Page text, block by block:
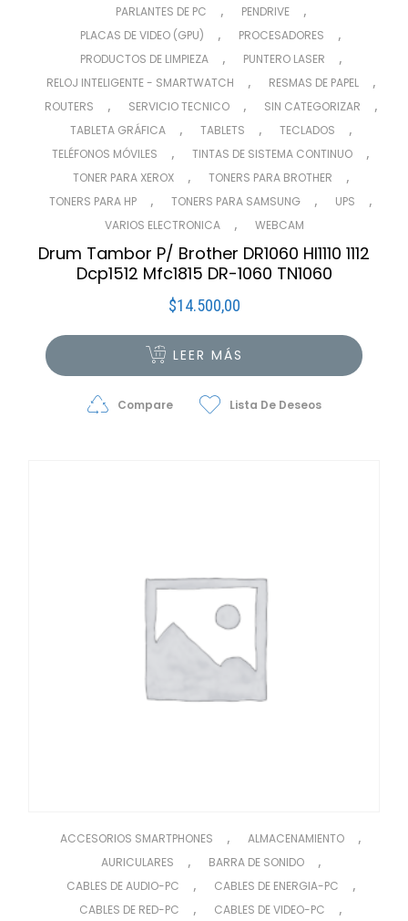
PARLANTES DE PC , PENDRIVE ,
PLACAS DE VIDEO (GPU) , PROCESADORES ,
PRODUCTOS DE LIMPIEZA , PUNTERO LASER ,
RELOJ INTELIGENTE - SMARTWATCH , RESMAS DE PAPEL ,
ROUTERS , SERVICIO TECNICO , SIN CATEGORIZAR ,
TABLETA GRÁFICA , TABLETS , TECLADOS ,
TELÉFONOS MÓVILES , TINTAS DE SISTEMA CONTINUO ,
TONER PARA XEROX , TONERS PARA BROTHER ,
TONERS PARA HP , TONERS PARA SAMSUNG , UPS ,
VARIOS ELECTRONICA , WEBCAM
Drum Tambor P/ Brother DR1060 Hl1110 1112
Dcp1512 Mfc1815 DR-1060 TN1060
$14.500,00
LEER MÁS
Compare Lista De Deseos
ACCESORIOS SMARTPHONES , ALMACENAMIENTO ,
AURICULARES , BARRA DE SONIDO ,
CABLES DE AUDIO-PC , CABLES DE ENERGIA-PC ,
CABLES DE RED-PC , CABLES DE VIDEO-PC ,